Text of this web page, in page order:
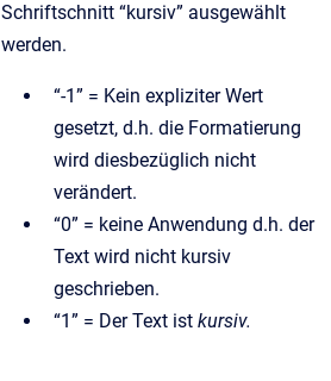
Schriftschnitt “kursiv” ausgewählt
werden.
“-1” = Kein expliziter Wert
gesetzt, d.h. die Formatierung
wird diesbezüglich nicht
verändert.
“0” = keine Anwendung d.h. der
Text wird nicht kursiv
geschrieben.
“1” = Der Text ist kursiv.